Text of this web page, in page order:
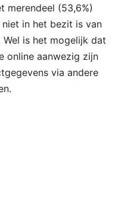
merendeel (53,6%)
in het bezit is van
is het mogelijk dat
online aanwezig zijn
via andere